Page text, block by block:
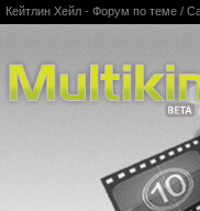
Кейтлин Хейл - Форум по теме /